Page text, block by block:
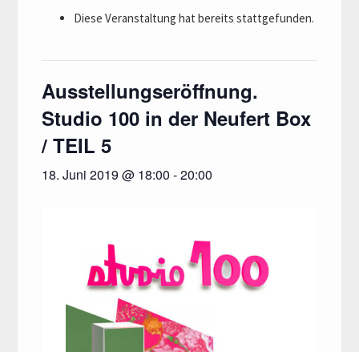
Diese Veranstaltung hat bereits stattgefunden.
Ausstellungseröffnung.
Studio 100 in der Neufert Box
/ TEIL 5
18. Juni 2019 @ 18:00 -20:00